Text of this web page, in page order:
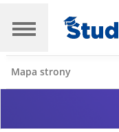
Mapa strony